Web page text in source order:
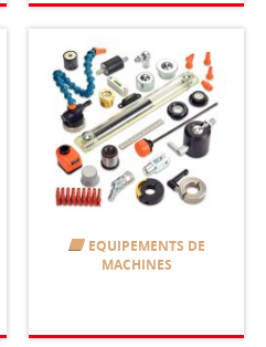
EQUIPEMENTS DE
MACHINES